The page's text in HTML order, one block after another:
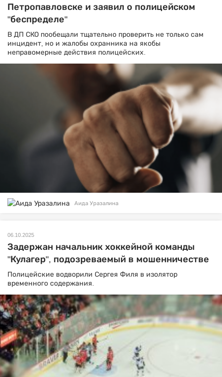
Петропавловске и заявил о полицейском
"беспределе"
В ДП СКО пообещали тщательно проверить не только сам
инцидент, но и жалобы охранника на якобы
неправомерные действия полицейских.
Аида Уразалина
06.10.2025
Задержан начальник хоккейной команды
"Кулагер", подозреваемый в мошенничестве
Полицейские водворили Сергея Филя в изолятор
временного содержания.